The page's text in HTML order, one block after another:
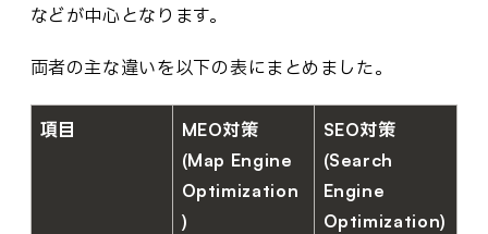
などが中心となります。
両者の主な違いを以下の表にまとめました。
項目
MEO対策
(Map Engine
Optimization
)
SEO対策
(Search
Engine
Optimization)